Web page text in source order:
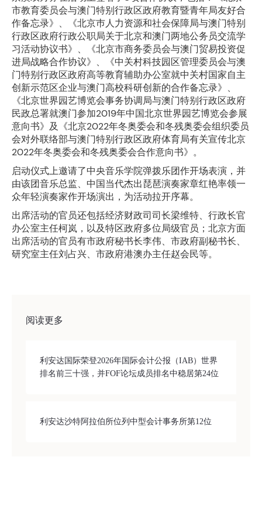
市教育委员会与澳门特别行政区政府教育暨青年局友好合
作备忘录》、《北京巿人力资源和社会保障局与澳门特别
行政区政府行政公职局关于北京和澳门两地公务员交流学
习活动协议书》、《北京市商务委员会与澳门贸易投资促
进局战略合作协议》、《中关村科技园区管理委员会与澳
门特别行政区政府高等教育辅助办公室就中关村国家自主
创新示范区企业与澳门高校科研创新的合作备忘录》、
《北京世界园艺博览会事务协调局与澳门特别行政区政府
民政总署就澳门参加2019年中国北京世界园艺博览会参展
意向书》及《北京2022年冬奥委会和冬残奥委会组织委员
会对外联络部与澳门特别行政区政府体育局有关宣传北京
2022年冬奥委会和冬残奥委会合作意向书》。
启动仪式上邀请了中央音乐学院弹拨乐团作开场表演，并
由该团音乐总监、中国当代杰出琵琶演奏家章红艳率领一
众年轻演奏家作开场演出，为活动拉开序幕。
出席活动的官员还包括经济财政司司长梁维特、行政长官
办公室主任柯岚，以及特区政府多位局级官员；北京方面
出席活动的官员有市政府秘书长李伟、市政府副秘书长、
研究室主任刘占兴、市政府港澳办主任赵会民等。
阅读更多
利安达国际荣登2026年国际会计公报（IAB）世界
排名前三十强，并FOF论坛成员排名中稳居第24位
利安达沙特阿拉伯所位列中型会计事务所第12位